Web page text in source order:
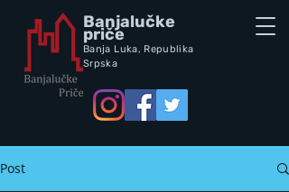
Banjalučke
priče
Banja Luka, Republika
Srpska
Post